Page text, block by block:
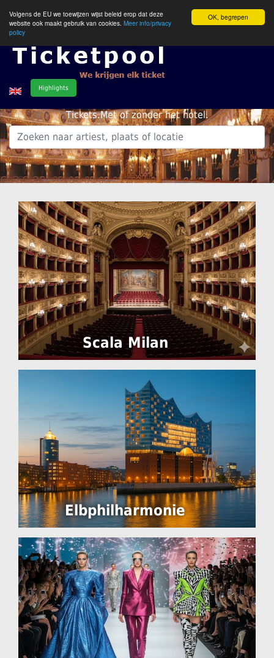
OK, begrepen
Volgens de EU we toewijzen wijst beleid erop dat deze
website ook maakt gebruik van cookies. Meer info/privacy
policy
Highlights
Tickets.Met of zonder het hotel.
.
Scala Milan
Elbphilharmonie